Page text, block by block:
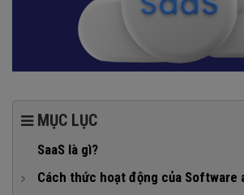
MỤC LỤC
SaaS là gì?
Cách thức hoạt động của Software